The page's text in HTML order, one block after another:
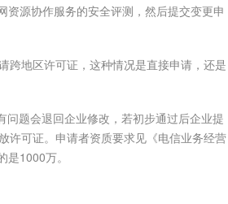
源协作服务的安全评测，然后提交变更申
地区许可证，这种情况是直接申请，还是
题会退回企业修改，若初步通过后企业提
许可证。申请者资质要求见《电信业务经营
1000万。